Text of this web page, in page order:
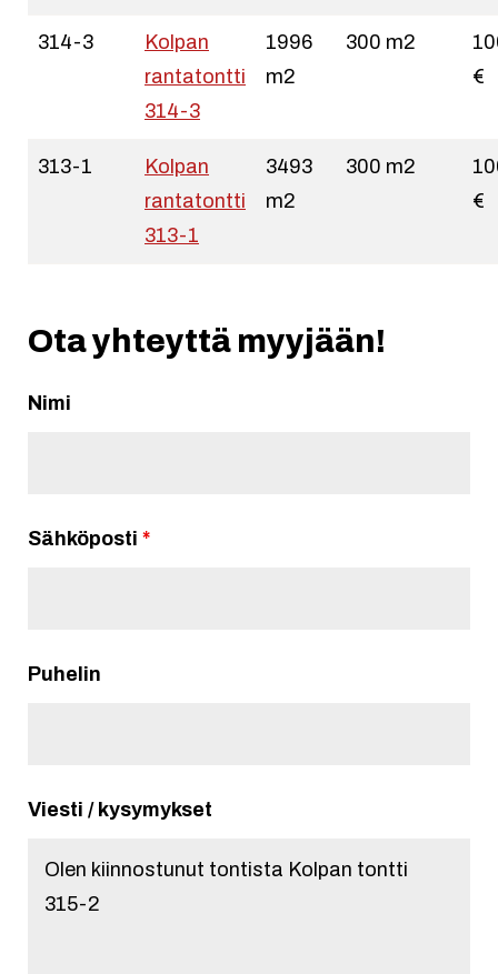
314-3
Kolpan
rantatontti
314-3
1996
m2
300 m2
€
313-1
Kolpan
rantatontti
313-1
3493
m2
300 m2
€
Ota yhteyttä myyjään!
Nimi
Sähköposti *
Puhelin
Viesti / kysymykset